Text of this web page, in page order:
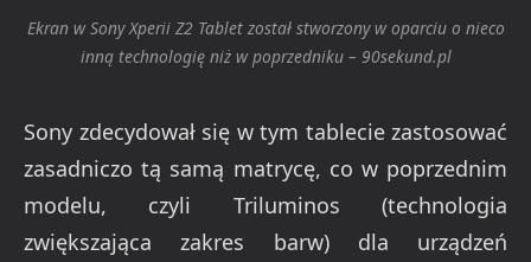
Ekran w Sony Xperii Z2 Tablet został stworzony w oparciu o nieco
inną technologię niż w poprzedniku – 90sekund.pl
Sony zdecydował się w tym tablecie zastosować
zasadniczo tą samą matrycę, co w poprzednim
modelu, czyli Triluminos (technologia
zwiększająca zakres barw) dla urządzeń